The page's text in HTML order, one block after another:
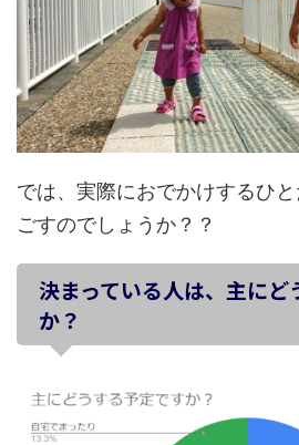
では、実際におでかけするひ
ごすのでしょうか？？
決まっている人は、主にど
か？